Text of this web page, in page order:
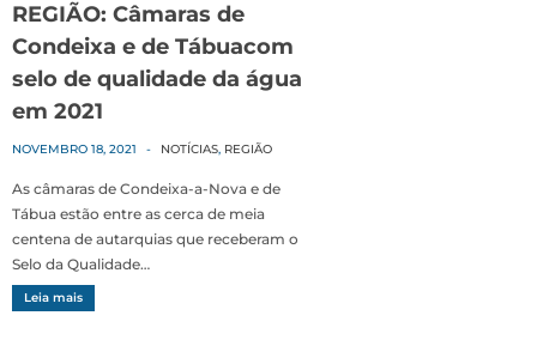
REGIÃO: Câmaras de
Condeixa e de Tábuacom
selo de qualidade da água
em 2021
NOVEMBRO 18, 2021 - NOTÍCIAS, REGIÃO
As câmaras de Condeixa-a-Nova e de
Tábua estão entre as cerca de meia
centena de autarquias que receberam o
Selo da Qualidade…
Leia mais